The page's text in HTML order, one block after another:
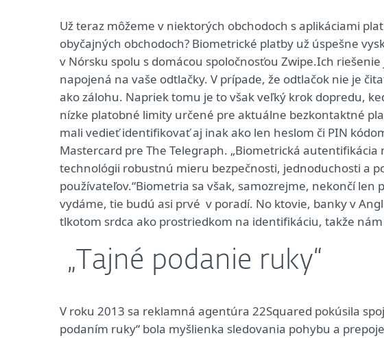
Už teraz môžeme v niektorých obchodoch s aplikáciami
obyčajných obchodoch? Biometrické platby už úspešne
v Nórsku spolu s domácou spoločnosťou Zwipe.Ich
napojená na vaše odtlačky. V prípade, že odtlačok nie je
ako zálohu. Napriek tomu je to však veľký krok dopredu,
nízke platobné limity určené pre aktuálne bezkontaktné
mali vedieť identifikovať aj inak ako len heslom či PIN
Mastercard pre The Telegraph. „Biometrická
technológii robustnú mieru bezpečnosti, jednoduchosti a
používateľov.“Biometria sa však, samozrejme, nekončí len
vydáme, tie budú asi prvé v poradí. No ktovie, banky v
tlkotom srdca ako prostriedkom na identifikáciu, takže
„Tajné podanie ruky“
V roku 2013 sa reklamná agentúra 22Squared pokúsila
podaním ruky“ bola myšlienka sledovania pohybu a